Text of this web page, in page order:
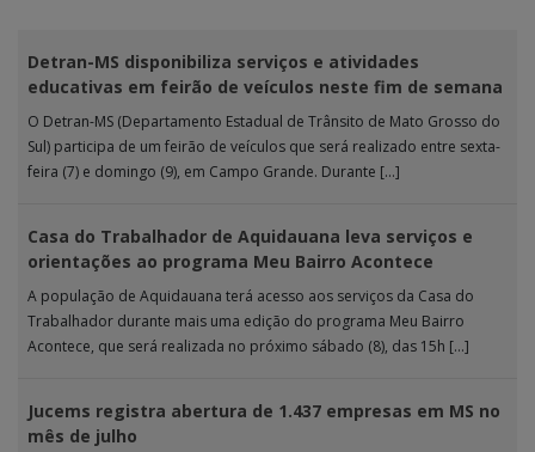
Detran-MS disponibiliza serviços e atividades
educativas em feirão de veículos neste fim de semana
O Detran-MS (Departamento Estadual de Trânsito de Mato Grosso do
Sul) participa de um feirão de veículos que será realizado entre sexta-
feira (7) e domingo (9), em Campo Grande. Durante […]
Casa do Trabalhador de Aquidauana leva serviços e
orientações ao programa Meu Bairro Acontece
A população de Aquidauana terá acesso aos serviços da Casa do
Trabalhador durante mais uma edição do programa Meu Bairro
Acontece, que será realizada no próximo sábado (8), das 15h […]
Jucems registra abertura de 1.437 empresas em MS no
mês de julho